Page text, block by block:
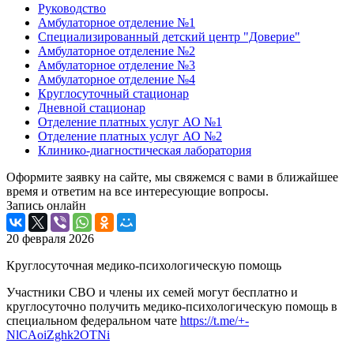
Руководство
Амбулаторное отделение №1
Специализированный детский центр "Доверие"
Амбулаторное отделение №2
Амбулаторное отделение №3
Амбулаторное отделение №4
Круглосуточный стационар
Дневной стационар
Отделение платных услуг АО №1
Отделение платных услуг АО №2
Клинико-диагностическая лаборатория
Оформите заявку на сайте, мы свяжемся с вами в ближайшее
время и ответим на все интересующие вопросы.
Запись онлайн
20 февраля 2026
Круглосуточная медико-психологическую помощь
Участники СВО и члены их семей могут бесплатно и
круглосуточно получить медико-психологическую помощь в
специальном федеральном чате https://t.me/+-
NlCAoiZghk2OTNi